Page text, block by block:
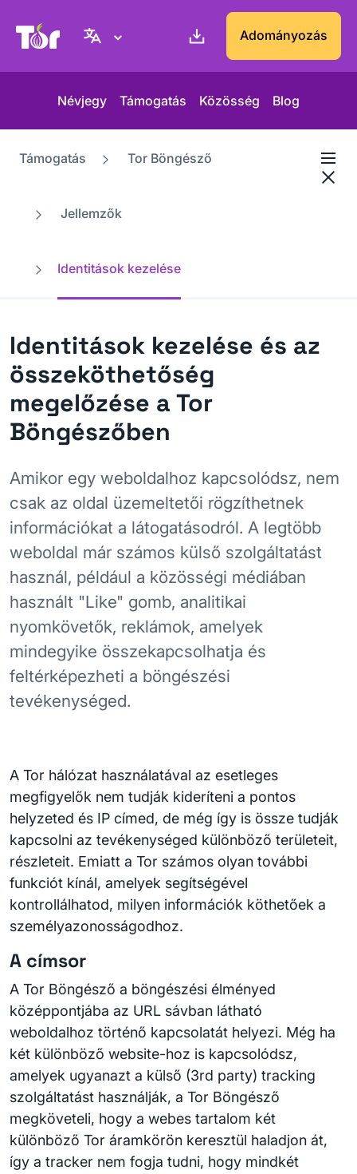
Tor Projekt weboldal Adományozás
Névjegy Támogatás Közösség Blog
Támogatás Tor Böngésző
Jellemzők
Identitások kezelése
Identitások kezelése és az
összeköthetőség
megelőzése a Tor
Böngészőben
Amikor egy weboldalhoz kapcsolódsz, nem
csak az oldal üzemeltetői rögzíthetnek
információkat a látogatásodról. A legtöbb
weboldal már számos külső szolgáltatást
használ, például a közösségi médiában
használt "Like" gomb, analitikai
nyomkövetők, reklámok, amelyek
mindegyike összekapcsolhatja és
feltérképezheti a böngészési
tevékenységed.
A Tor hálózat használatával az esetleges
megfigyelők nem tudják kideríteni a pontos
helyzeted és IP címed, de még így is össze tudják
kapcsolni az tevékenységed különböző területeit,
részleteit. Emiatt a Tor számos olyan további
funkciót kínál, amelyek segítségével
kontrollálhatod, milyen információk köthetőek a
személyazonosságodhoz.
A címsor
A Tor Böngésző a böngészési élményed
középpontjába az URL sávban látható
weboldalhoz történő kapcsolatát helyezi. Még ha
két különböző website-hoz is kapcsolódsz,
amelyek ugyanazt a külső (3rd party) tracking
szolgáltatást használják, a Tor Böngésző
megköveteli, hogy a webes tartalom két
különböző Tor áramkörön keresztül haladjon át,
így a tracker nem fogja tudni, hogy mindkét